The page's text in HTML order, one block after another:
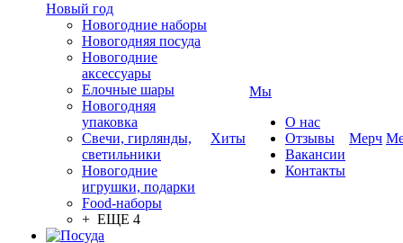
Новый год
Новогодние наборы
Новогодняя посуда
Новогодние
аксессуары
Елочные шары
Новогодняя
упаковка
Свечи, гирлянды,
светильники
Новогодние
игрушки, подарки
Food-наборы
+ ЕЩЕ 4
Хиты
Мы
О нас
Отзывы
Вакансии
Контакты
Мерч